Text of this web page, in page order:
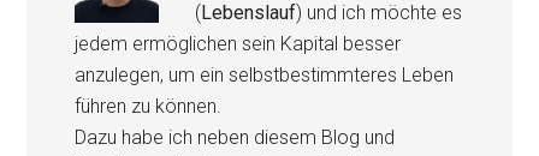
(Lebenslauf) und ich möchte es
jedem ermöglichen sein Kapital besser
anzulegen, um ein selbstbestimmteres Leben
führen zu können.
Dazu habe ich neben diesem Blog und